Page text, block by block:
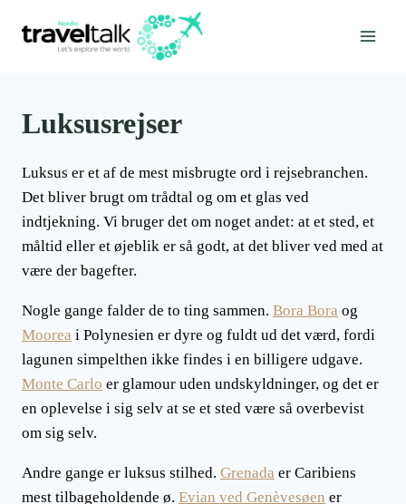
Luksusrejser
Luksus er et af de mest misbrugte ord i rejsebranchen.
Det bliver brugt om trådtal og om et glas ved
indtjekning. Vi bruger det om noget andet: at et sted, et
måltid eller et øjeblik er så godt, at det bliver ved med at
være der bagefter.
Nogle gange falder de to ting sammen. Bora Bora og
Moorea i Polynesien er dyre og fuldt ud det værd, fordi
lagunen simpelthen ikke findes i en billigere udgave.
Monte Carlo er glamour uden undskyldninger, og det er
en oplevelse i sig selv at se et sted være så overbevist
om sig selv.
Andre gange er luksus stilhed. Grenada er Caribiens
mest tilbageholdende ø. Evian ved Genèvesøen er